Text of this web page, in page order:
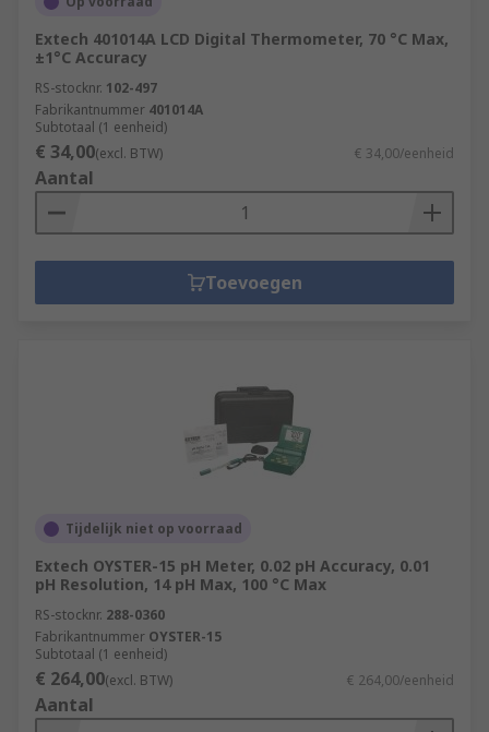
Extech 401014A LCD Digital Thermometer, 70 °C Max,
±1°C Accuracy
RS-stocknr. 102-497
Fabrikantnummer 401014A
Subtotaal (1 eenheid)
€ 34,00(excl. BTW) € 34,00/eenheid
Aantal
Toevoegen
Tijdelijk niet op voorraad
Extech OYSTER-15 pH Meter, 0.02 pH Accuracy, 0.01
pH Resolution, 14 pH Max, 100 °C Max
RS-stocknr. 288-0360
Fabrikantnummer OYSTER-15
Subtotaal (1 eenheid)
€ 264,00(excl. BTW) € 264,00/eenheid
Aantal